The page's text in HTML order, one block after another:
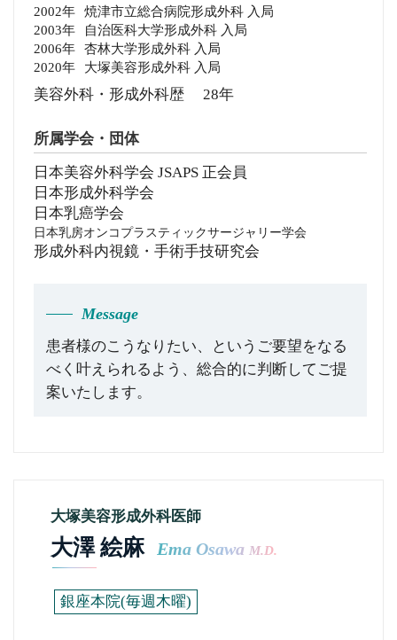
2002年
焼津市立総合病院形成外科 入局
2003年
自治医科大学形成外科 入局
2006年
杏林大学形成外科 入局
2020年
大塚美容形成外科 入局
美容外科・形成外科歴 28年
所属学会・団体
日本美容外科学会 JSAPS 正会員
日本形成外科学会
日本乳癌学会
日本乳房オンコプラスティックサージャリー学会
形成外科内視鏡・手術手技研究会
Message
患者様のこうなりたい、というご要望をなる
べく叶えられるよう、総合的に判断してご提
案いたします。
大塚美容形成外科医師
大澤 絵麻 Ema Osawa M.D.
銀座本院(毎週木曜)